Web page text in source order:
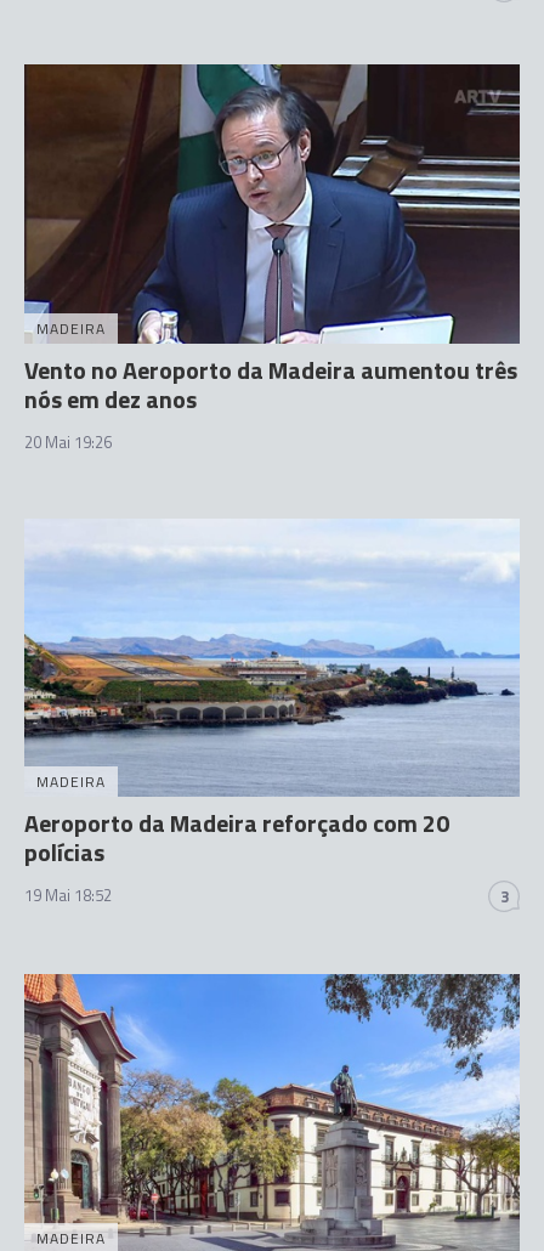
MADEIRA
Vento no Aeroporto da Madeira aumentou três
nós em dez anos
20 Mai 19:26
MADEIRA
Aeroporto da Madeira reforçado com 20
polícias
19 Mai 18:52 3
MADEIRA